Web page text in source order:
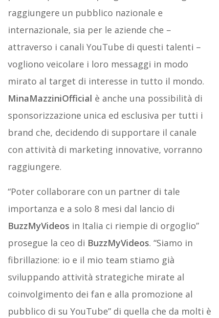
raggiungere un pubblico nazionale e
internazionale, sia per le aziende che –
attraverso i canali YouTube di questi talenti –
vogliono veicolare i loro messaggi in modo
mirato al target di interesse in tutto il mondo.
MinaMazziniOfficial è anche una possibilità di
sponsorizzazione unica ed esclusiva per tutti i
brand che, decidendo di supportare il canale
con attività di marketing innovative, vorranno
raggiungere.
“Poter collaborare con un partner di tale
importanza e a solo 8 mesi dal lancio di
BuzzMyVideos in Italia ci riempie di orgoglio”
prosegue la ceo di BuzzMyVideos. “Siamo in
fibrillazione: io e il mio team stiamo già
sviluppando attività strategiche mirate al
coinvolgimento dei fan e alla promozione al
pubblico di su YouTube” di quella che da molti è